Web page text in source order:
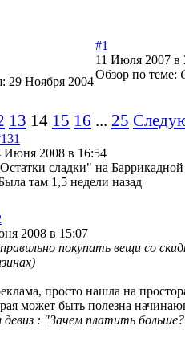
29 Ноября 2004
#1
11 Июля 2007 в
Обзор по теме:
13 14 15 16 ... 25
Июня 2008 в 16:54
сладки" на
там 1,5 недели назад
2008 в 15:07
покупать вещи со
просто нашла на
может быть полезна
: "Зачем платить